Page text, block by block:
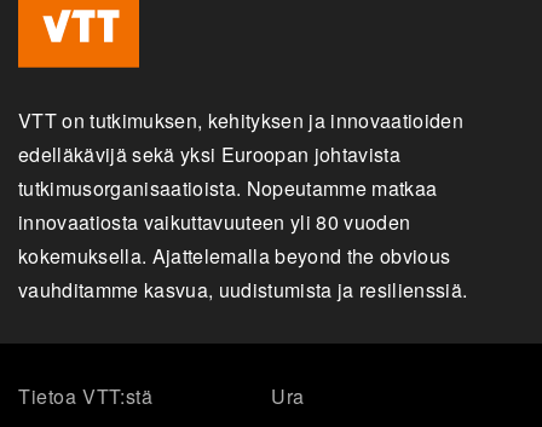
VTT on tutkimuksen, kehityksen ja innovaatioiden
edelläkävijä sekä yksi Euroopan johtavista
tutkimusorganisaatioista. Nopeutamme matkaa
innovaatiosta vaikuttavuuteen yli 80 vuoden
kokemuksella. Ajattelemalla beyond the obvious
vauhditamme kasvua, uudistumista ja resilienssiä.
Tietoa VTT:stä Ura